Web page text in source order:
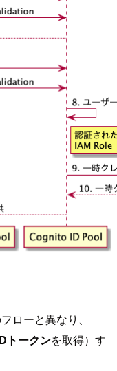
ローと異なり、
トークンを取得）す